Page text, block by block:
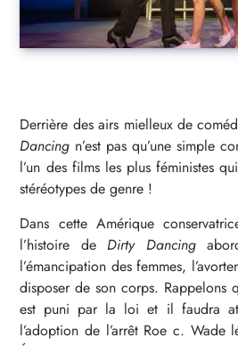
Derrière des airs mielleux de
Dancing n’est pas qu’une simple
l’un des films les plus féministes
stéréotypes de genre !
Dans cette Amérique
l’histoire de Dirty Dancing
l’émancipation des femmes,
disposer de son corps. Rappelons
est puni par la loi et il faudra
l’adoption de l’arrêt Roe c. Wade